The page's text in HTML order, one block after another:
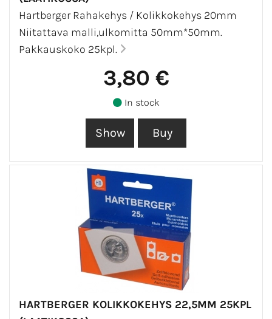
Hartberger Rahakehys / Kolikkokehys 20mm
Niitattava malli,ulkomitta 50mm*50mm.
Pakkauskoko 25kpl.
3,80 €
In stock
HARTBERGER KOLIKKOKEHYS 22,5MM 25KPL